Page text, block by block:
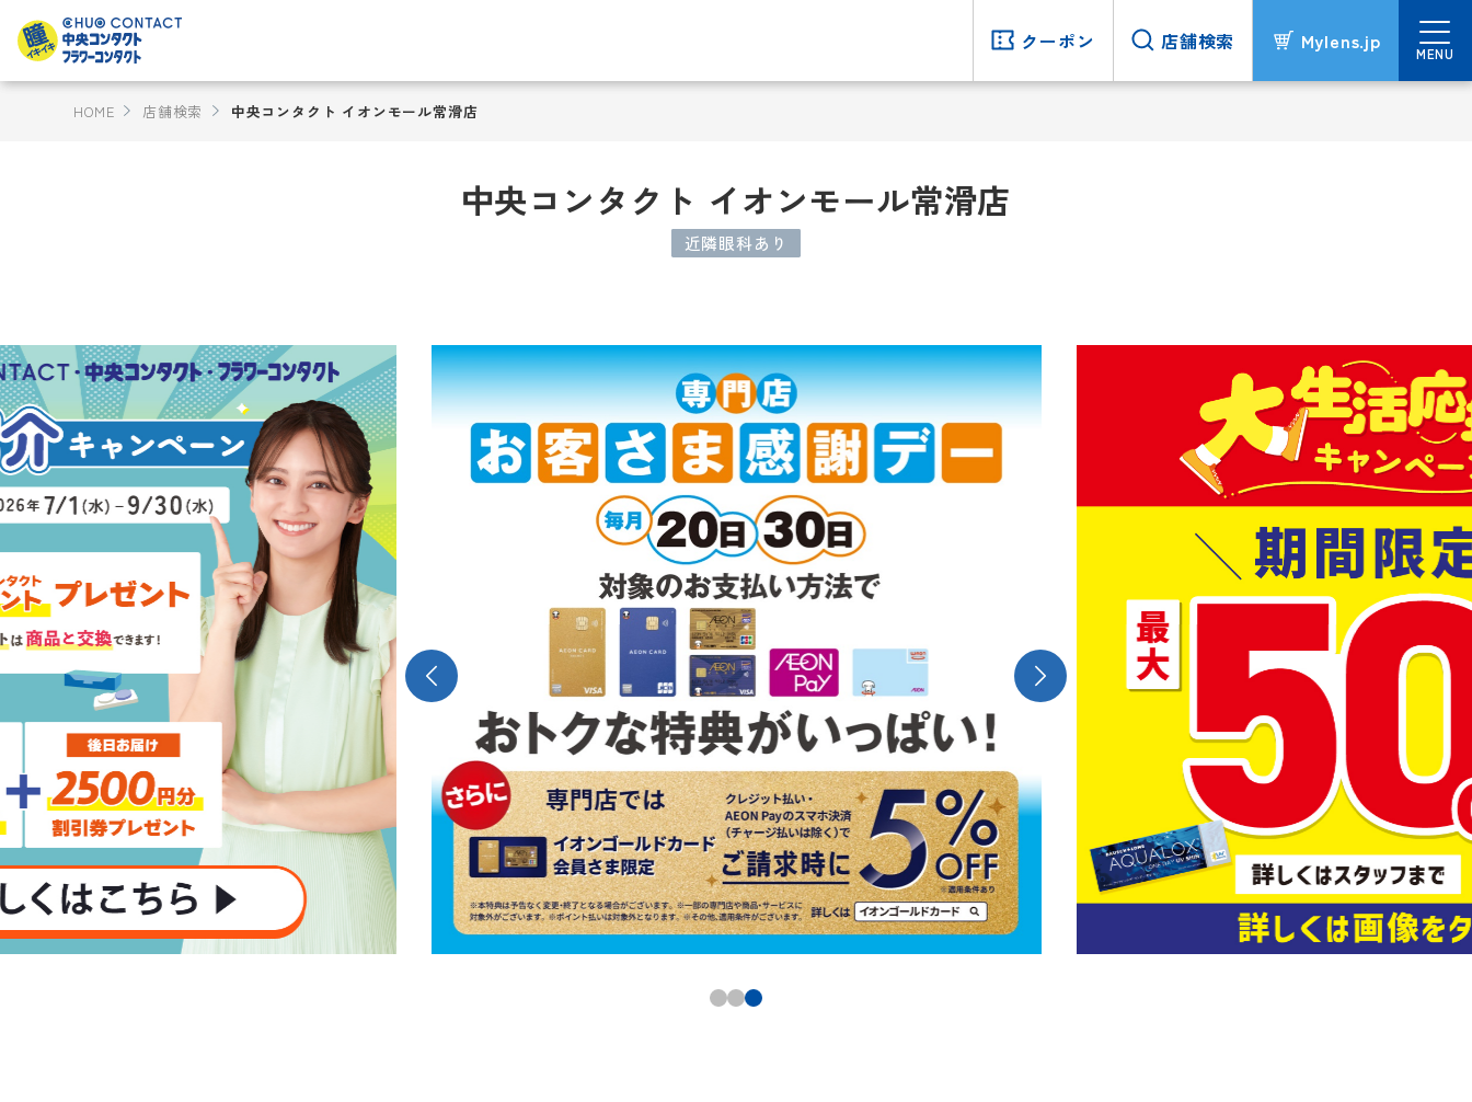
クーポン 店舗検索 Mylens.jp
MENU
HOME 店舗検索 中央コンタクト イオンモール常滑店
中央コンタクト イオンモール常滑店
近隣眼科あり
クーポン 店舗検索 Mylens.jp
MENU